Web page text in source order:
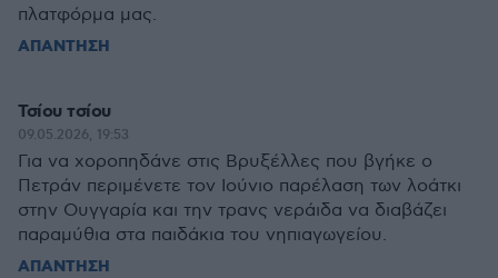
πλατφόρμα μας.
ΑΠΑΝΤΗΣΗ
Τσίου τσίου
09.05.2026, 19:53
Για να χοροπηδάνε στις Βρυξέλλες που βγήκε ο
Πετράν περιμένετε τον Ιούνιο παρέλαση των λοάτκι
στην Ουγγαρία και την τρανς νεράιδα να διαβάζει
παραμύθια στα παιδάκια του νηπιαγωγείου.
ΑΠΑΝΤΗΣΗ